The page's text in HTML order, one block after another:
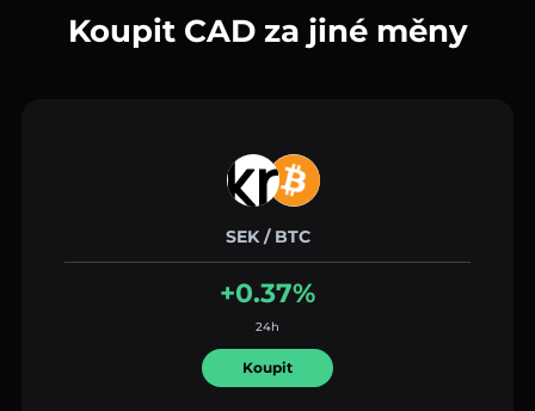
Koupit CAD za jiné měny
SEK / BTC
+0.37%
24h
Koupit